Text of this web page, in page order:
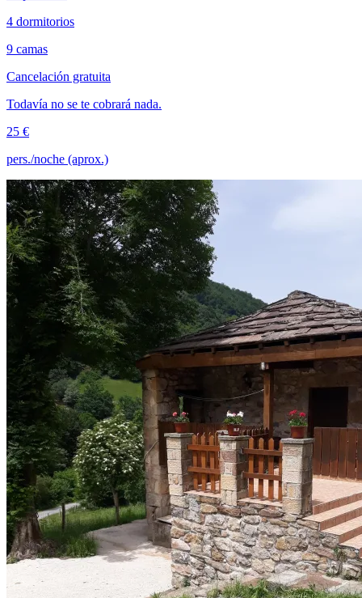
4 dormitorios
9 camas
Cancelación gratuita
Todavía no se te cobrará nada.
25 €
pers./noche (aprox.)